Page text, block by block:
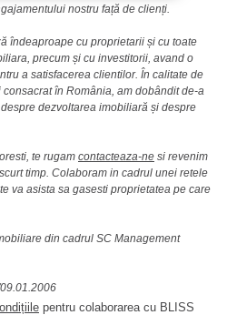
nostru față de clienți.
îndeaproape cu proprietarii și cu toate
precum și cu investitorii, avand o
a satisfacerea clientilor. În calitate de
în România, am dobândit de-a
dezvoltarea imobiliară și despre
te rugam contacteaza-ne si revenim
timp. Colaboram in cadrul unei retele
va asista sa gasesti proprietatea pe care
din cadrul SC Management
pentru colaborarea cu BLISS